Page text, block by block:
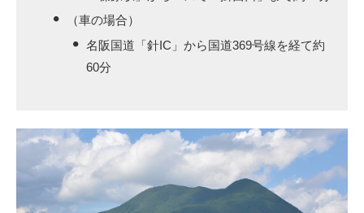
（車の場合）
名阪国道「針IC」から国道369号線を経て約
60分